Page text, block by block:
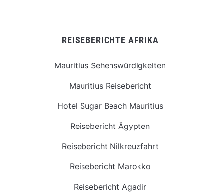
REISEBERICHTE AFRIKA
Mauritius Sehenswürdigkeiten
Mauritius Reisebericht
Hotel Sugar Beach Mauritius
Reisebericht Ägypten
Reisebericht Nilkreuzfahrt
Reisebericht Marokko
Reisebericht Agadir